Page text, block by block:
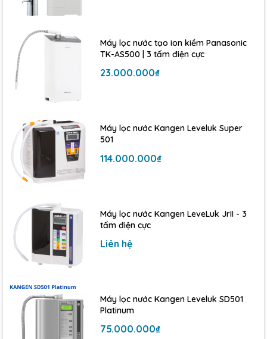
công nghệ tiên tiến, thiết kế nhỏ gọn và hiệu suất lọc
cao, sản phẩm này đảm bảo mang đến sự an tâm tuyệt
đối cho người sử dụng.
Máy lọc nước tạo ion kiềm Panasonic
TK-AS500 | 3 tấm điện cực
23.000.000₫
Máy lọc nước Kangen Leveluk Super
501
114.000.000₫
Máy lọc nước Kangen LeveLuk JrII - 3
tấm điện cực
Liên hệ
Máy lọc nước Kangen Leveluk SD501
Platinum
75.000.000₫